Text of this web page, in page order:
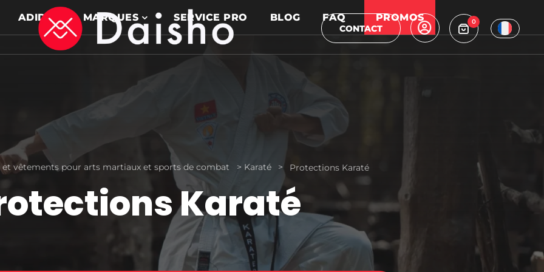
CONTACT
0
ADIDAS MARQUES SERVICE PRO BLOG FAQ PROMOS
Karaté
et vêtements pour arts martiaux et sports de combat > Karaté > Protections Karaté